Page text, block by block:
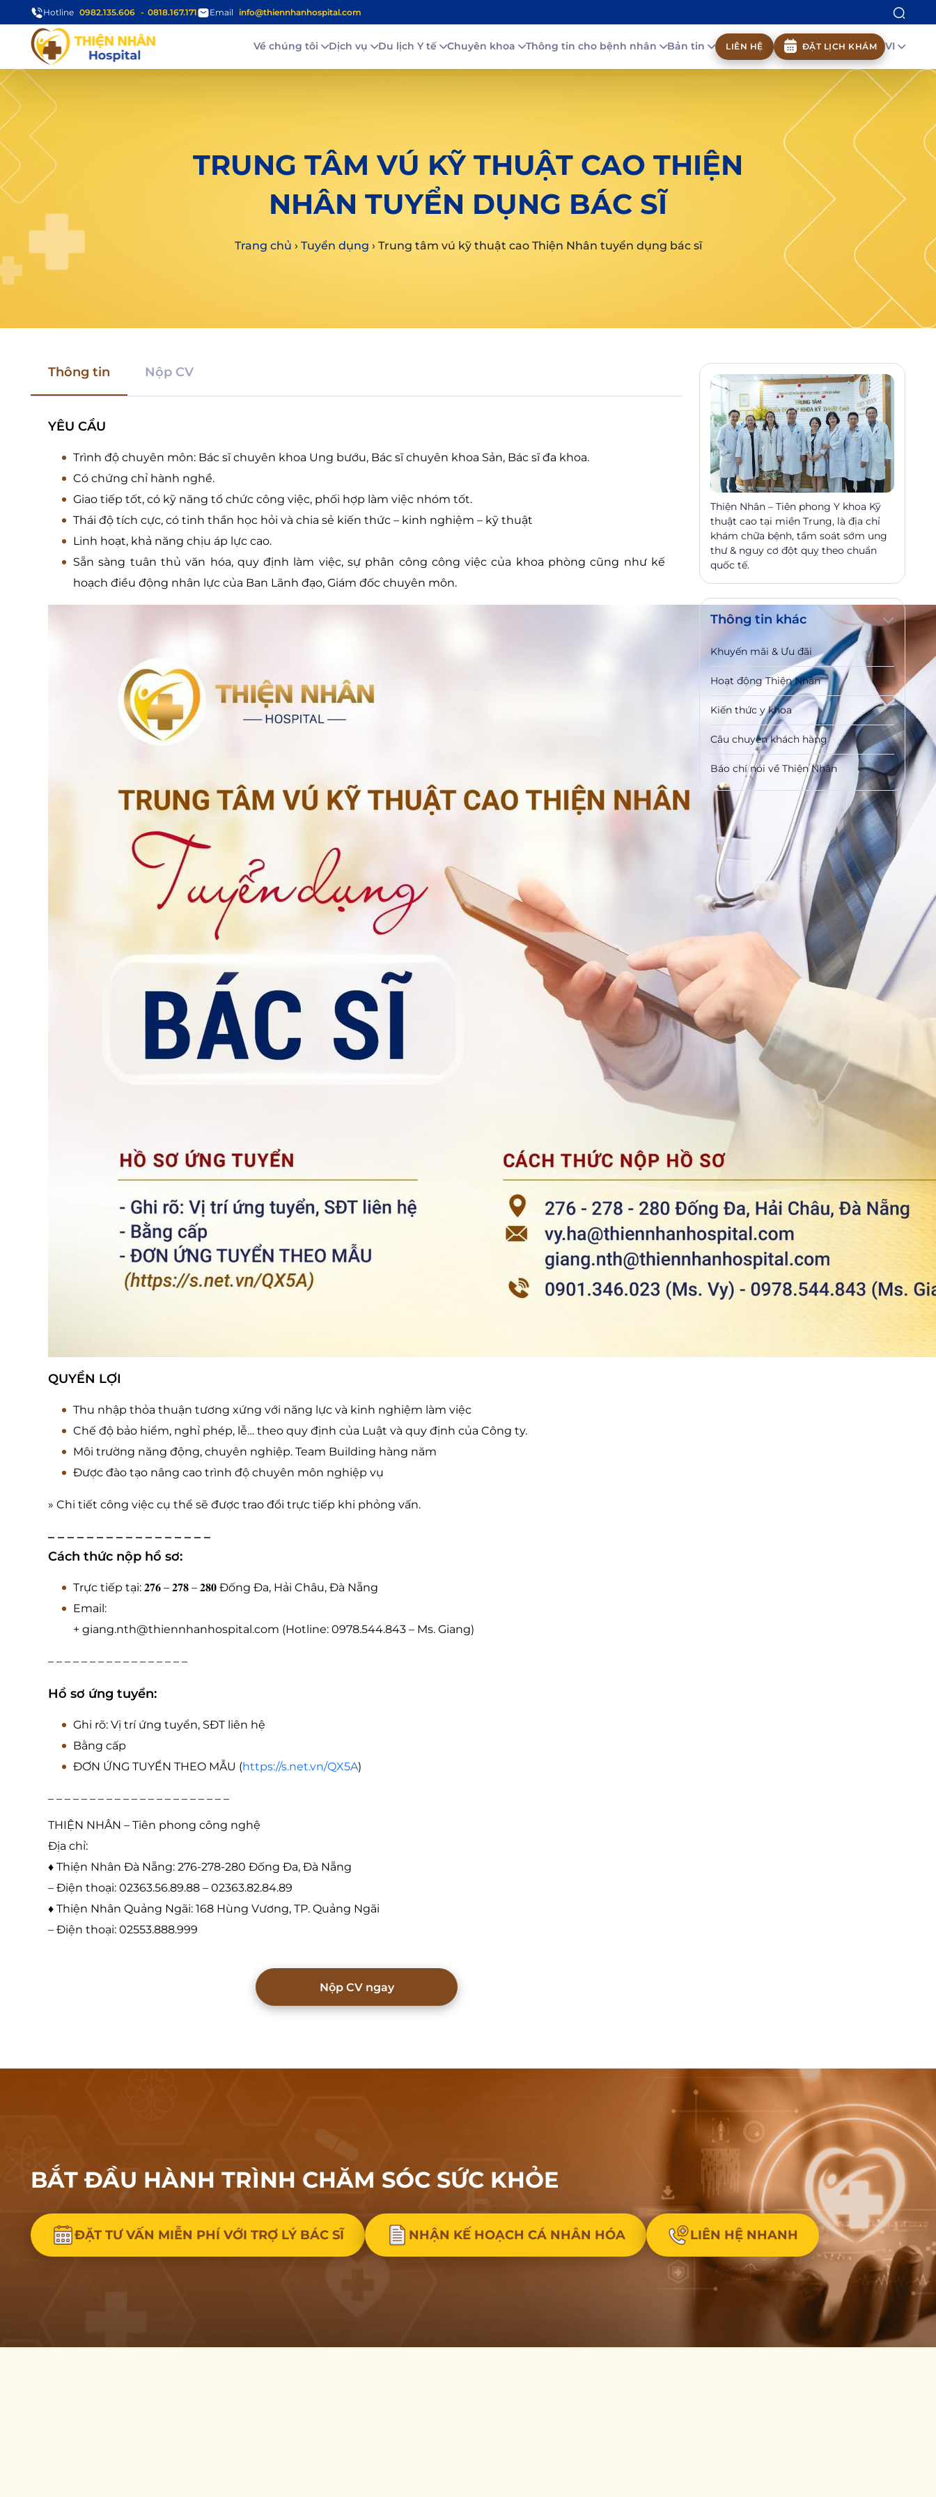
Hotline 0982.135.606 0818.167.171 Email info@thiennhanhospital.com
Về chúng tôi Dịch vụ Du lịch Y tế Chuyên khoa Thông tin cho bệnh nhân Bản tin LIÊN HỆ ĐẶT LỊCH KHÁM VI
TRUNG TÂM VÚ KỸ THUẬT CAO THIỆN
NHÂN TUYỂN DỤNG BÁC SĨ
Trang chủ › Tuyển dụng › Trung tâm vú kỹ thuật cao Thiện Nhân tuyển dụng bác sĩ
Thông tin Nộp CV
YÊU CẦU
Trình độ chuyên môn: Bác sĩ chuyên khoa Ung bướu, Bác sĩ chuyên khoa Sản, Bác sĩ đa khoa.
Có chứng chỉ hành nghề.
Giao tiếp tốt, có kỹ năng tổ chức công việc, phối hợp làm việc nhóm tốt.
Thái độ tích cực, có tinh thần học hỏi và chia sẻ kiến thức – kinh nghiệm – kỹ thuật
Linh hoạt, khả năng chịu áp lực cao.
Sẵn sàng tuân thủ văn hóa, quy định làm việc, sự phân công công việc của khoa phòng cũng như kế
hoạch điều động nhân lực của Ban Lãnh đạo, Giám đốc chuyên môn.
QUYỀN LỢI
Thu nhập thỏa thuận tương xứng với năng lực và kinh nghiệm làm việc
Chế độ bảo hiểm, nghỉ phép, lễ… theo quy định của Luật và quy định của Công ty.
Môi trường năng động, chuyên nghiệp. Team Building hàng năm
Được đào tạo nâng cao trình độ chuyên môn nghiệp vụ
» Chi tiết công việc cụ thể sẽ được trao đổi trực tiếp khi phỏng vấn.
– – – – – – – – – – – – – – – – –
Cách thức nộp hồ sơ:
Trực tiếp tại: 𝟐𝟕𝟔 – 𝟐𝟕𝟖 – 𝟐𝟖𝟎 Đống Đa, Hải Châu, Đà Nẵng
Email:
+ giang.nth@thiennhanhospital.com (Hotline: 0978.544.843 – Ms. Giang)
– – – – – – – – – – – – – – – – –
Hồ sơ ứng tuyển:
Ghi rõ: Vị trí ứng tuyển, SĐT liên hệ
Bằng cấp
ĐƠN ỨNG TUYỂN THEO MẪU (https://s.net.vn/QX5A)
– – – – – – – – – – – – – – – – – – – – – –
THIỆN NHÂN – Tiên phong công nghệ
Địa chỉ:
♦ Thiện Nhân Đà Nẵng: 276-278-280 Đống Đa, Đà Nẵng
– Điện thoại: 02363.56.89.88 – 02363.82.84.89
♦ Thiện Nhân Quảng Ngãi: 168 Hùng Vương, TP. Quảng Ngãi
– Điện thoại: 02553.888.999
Nộp CV ngay
Thiện Nhân – Tiên phong Y khoa Kỹ
thuật cao tại miền Trung, là địa chỉ
khám chữa bệnh, tầm soát sớm ung
thư & nguy cơ đột quỵ theo chuẩn
quốc tế.
Thông tin khác
Khuyến mãi & Ưu đãi
Hoạt động Thiện Nhân
Kiến thức y khoa
Câu chuyện khách hàng
Báo chí nói về Thiện Nhân
BẮT ĐẦU HÀNH TRÌNH CHĂM SÓC SỨC KHỎE
ĐẶT TƯ VẤN MIỄN PHÍ VỚI TRỢ LÝ BÁC SĨ NHẬN KẾ HOẠCH CÁ NHÂN HÓA LIÊN HỆ NHANH